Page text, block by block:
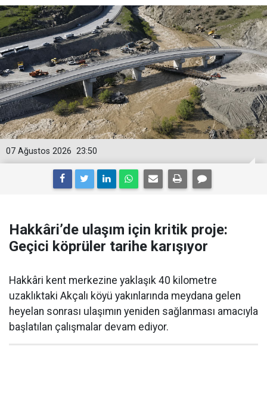
23:50
07 Ağustos 2026
Hakkâri’de ulaşım için kritik proje:
Geçici köprüler tarihe karışıyor
Hakkâri kent merkezine yaklaşık 40 kilometre
uzaklıktaki Akçalı köyü yakınlarında meydana gelen
heyelan sonrası ulaşımın yeniden sağlanması amacıyla
başlatılan çalışmalar devam ediyor.